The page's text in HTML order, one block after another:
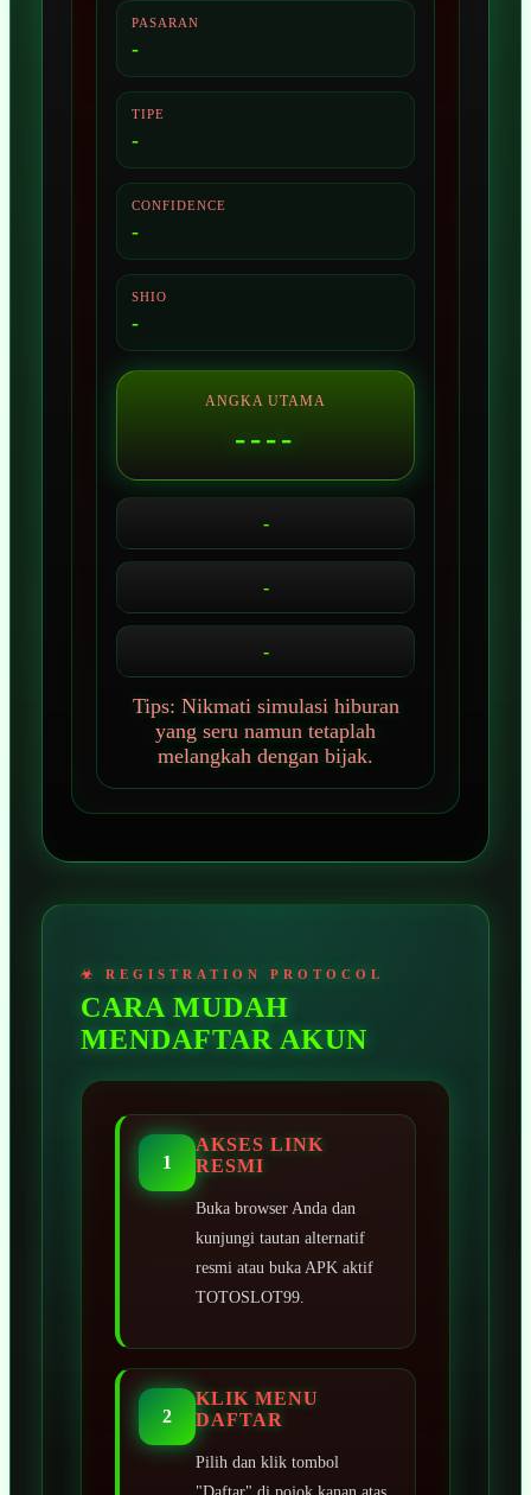
PASARAN
-
TIPE
-
CONFIDENCE
-
SHIO
-
ANGKA UTAMA
----
-
-
-
Tips: Nikmati simulasi hiburan
yang seru namun tetaplah
melangkah dengan bijak.
CARA MUDAH
MENDAFTAR AKUN
1
AKSES LINK
RESMI
Buka browser Anda dan
kunjungi tautan alternatif
resmi atau buka APK aktif
TOTOSLOT99.
2
KLIK MENU
DAFTAR
Pilih dan klik tombol